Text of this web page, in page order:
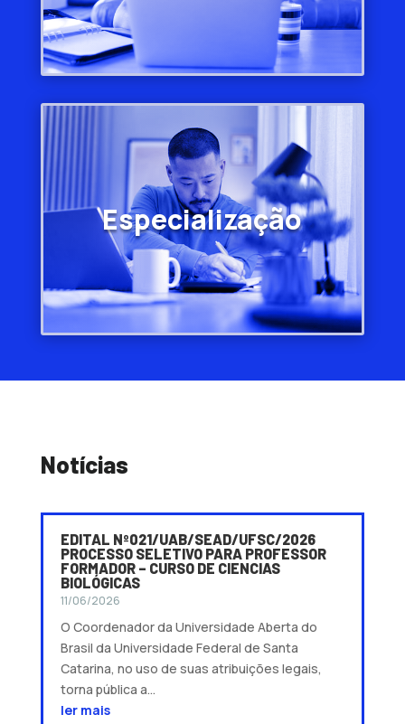
Especialização
Notícias
EDITAL Nº021/UAB/SEAD/UFSC/2026
PROCESSO SELETIVO PARA PROFESSOR
FORMADOR – CURSO DE CIENCIAS
BIOLÓGICAS
11/06/2026
O Coordenador da Universidade Aberta do
Brasil da Universidade Federal de Santa
Catarina, no uso de suas atribuições legais,
torna pública a...
ler mais